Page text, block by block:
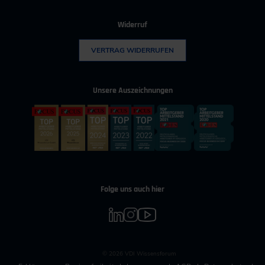
Widerruf
VERTRAG WIDERRUFEN
Unsere Auszeichnungen
Folge uns auch hier
© 2026 VDI Wissensforum